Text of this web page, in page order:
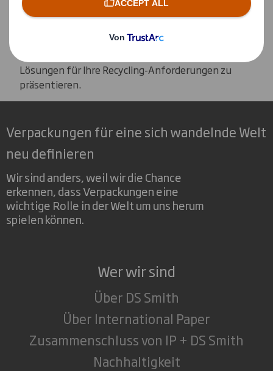
Kundenbetreuung steht in unserem
engagierten Kundenbetreuer denken in Ihren
Lösungen für Ihre Recycling-Anforderungen zu
präsentieren.
Verpackungen für eine sich wandelnde Welt
neu definieren
Wir sind anders, weil wir die Chance
erkennen, dass Verpackungen eine
wichtige Rolle in der Welt um uns herum
spielen können.
Wer wir sind
Über DS Smith
Über International Paper
Zusammenschluss von IP + DS Smith
Nachhaltigkeit